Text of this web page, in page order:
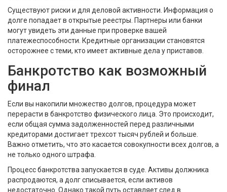
Существуют риски и для деловой активности. Информация о
долге попадает в открытые реестры. Партнеры или банки
могут увидеть эти данные при проверке вашей
платежеспособности. Кредитные организации становятся
осторожнее с теми, кто имеет активные дела у приставов.
Банкротство как возможный
финал
Если вы накопили множество долгов, процедура может
перерасти в банкротство физического лица. Это происходит,
если общая сумма задолженностей перед различными
кредиторами достигает трехсот тысяч рублей и больше.
Важно отметить, что это касается совокупности всех долгов, а
не только одного штрафа.
Процесс банкротства запускается в суде. Активы должника
распродаются, а долг списывается, если активов
недостаточно. Однако такой путь оставляет след в